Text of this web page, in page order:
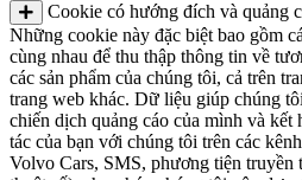
Cookie có hướng đích và quảng
Những cookie này đặc biệt bao gồm
cùng nhau để thu thập thông tin về
các sản phẩm của chúng tôi, cả trên
trang web khác. Dữ liệu giúp chúng
chiến dịch quảng cáo của mình và
tác của bạn với chúng tôi trên các
Volvo Cars, SMS, phương tiện truyền